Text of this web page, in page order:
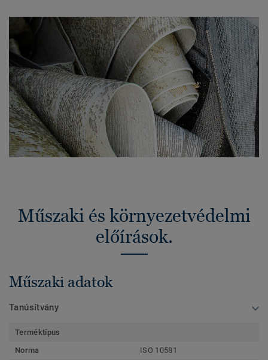
Műszaki és környezetvédelmi
előírások.
Műszaki adatok
Tanúsítvány
Terméktípus
Norma
ISO 10581